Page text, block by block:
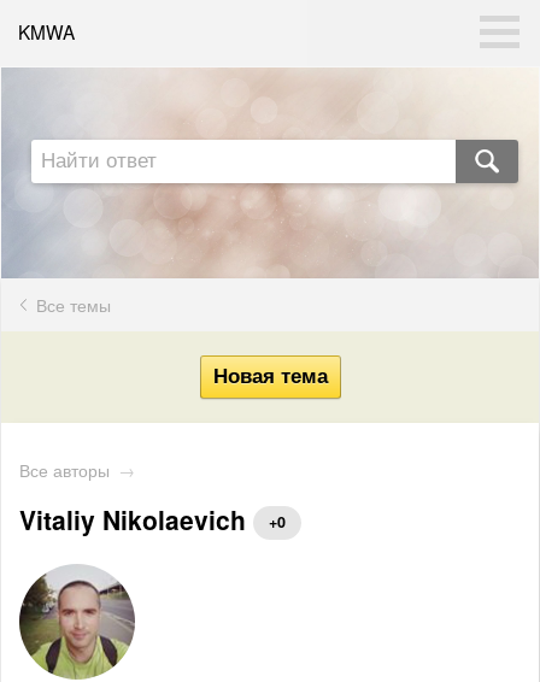
KMWA
Все темы
Все авторы →
Vitaliy Nikolaevich +0